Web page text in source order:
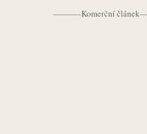
———-Komerční